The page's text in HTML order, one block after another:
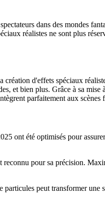
dans des mondes
réalistes ne sont plus
d'effets spéciaux
et bien plus. Grâce à sa
parfaitement aux scènes
ont été optimisés pour
pour sa précision.
peut transformer